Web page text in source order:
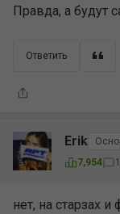
Правда, а будут
Ответить
Erik
7,954
нет, на старзах и